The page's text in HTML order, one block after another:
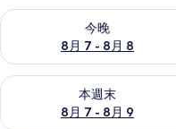
今晚
8月 7 - 8月 8
查看今晚 (8月 7 - 8月 8) 的
本週末
8月 7 - 8月 9
查看本週末 (8月 7 - 8月 9)